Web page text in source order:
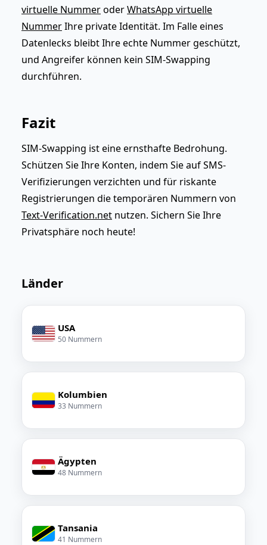
virtuelle NummeroderWhatsApp virtuelle
NummerIhre private Identität. Im Falle eines
Datenlecks bleibt Ihre echte Nummer geschützt,
und Angreifer können kein SIM-Swapping
durchführen.
Fazit
SIM-Swapping ist eine ernsthafte Bedrohung.
Schützen Sie Ihre Konten, indem Sie auf SMS-
Verifizierungen verzichten und für riskante
Registrierungen die temporären Nummern von
Text-Verification.net nutzen. Sichern Sie Ihre
Privatsphäre noch heute!
Länder
USA
50 Nummern
Kolumbien
33 Nummern
Ägypten
48 Nummern
Tansania
41 Nummern